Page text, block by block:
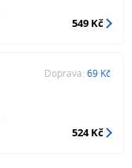
549 Kč
Doprava: 69 Kč
524 Kč